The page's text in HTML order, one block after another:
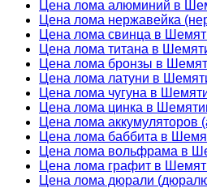
Цена лома алюминий в
Цена лома нержавейка
Цена лома свинца в
Цена лома титана в
Цена лома бронзы в
Цена лома латуни в
Цена лома чугуна в
Цена лома цинка в
Цена лома аккумуляторов
Цена лома баббита в
Цена лома вольфрама в
Цена лома графит в
Цена лома дюрали